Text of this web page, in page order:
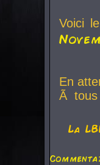
Voici
En
Ã tous
La